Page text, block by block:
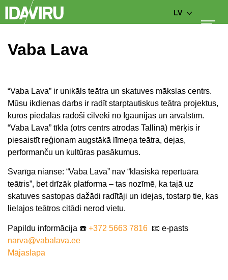
LV
Vaba Lava
“Vaba Lava” ir unikāls teātra un skatuves mākslas centrs.
Mūsu ikdienas darbs ir radīt starptautiskus teātra projektus,
kuros piedalās radoši cilvēki no Igaunijas un ārvalstīm.
“Vaba Lava” tīkla (otrs centrs atrodas Tallinā) mērķis ir
piesaistīt reģionam augstākā līmeņa teātra, dejas,
performanču un kultūras pasākumus.
Svarīga nianse: “Vaba Lava” nav “klasiskā repertuāra
teātris”, bet drīzāk platforma – tas nozīmē, ka tajā uz
skatuves sastopas dažādi radītāji un idejas, tostarp tie, kas
lielajos teātros citādi nerod vietu.
Papildu informācija ☎️ +372 5663 7816 📧 e-pasts
narva@vabalava.ee
Mājaslapa